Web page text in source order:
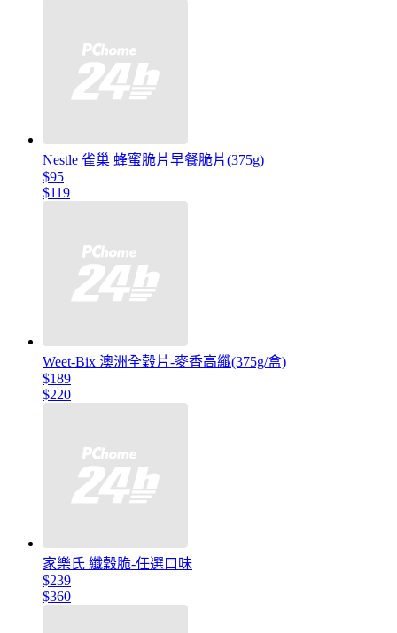
Nestle 雀巢 蜂蜜脆片早餐脆片(375g)
$95
$119
Weet-Bix 澳洲全穀片-麥香高纖(375g/盒)
$189
$220
家樂氏 纖穀脆-任選口味
$239
$360